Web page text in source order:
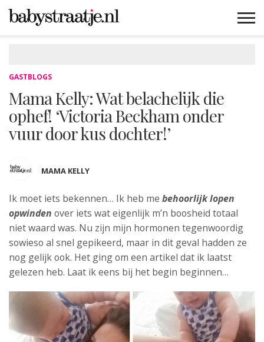
GASTBLOGS
Mama Kelly: Wat belachelijk die
ophef! ‘Victoria Beckham onder
vuur door kus dochter!’
MAMA KELLY
Ik moet iets bekennen… Ik heb me behoorlijk lopen
opwinden over iets wateigenlijk m’n boosheid totaal
niet waard was. Nu zijn mijn hormonen tegenwoordig
sowieso al snel gepikeerd, maar in dit geval hadden ze
nog gelijk ook. Het ging om een artikel dat ik laatst
gelezen heb. Laat ik eens bij het begin beginnen…